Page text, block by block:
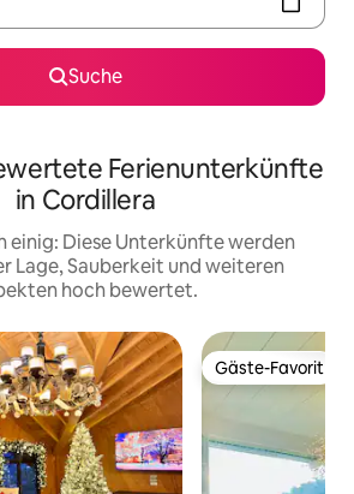
Suche
Ferienunterkünfte
in Cordillera
einig: Diese Unterkünfte werden
Lage, Sauberkeit und weiteren
hoch bewertet.
Gäste-Favorit
Gäste-Favorit